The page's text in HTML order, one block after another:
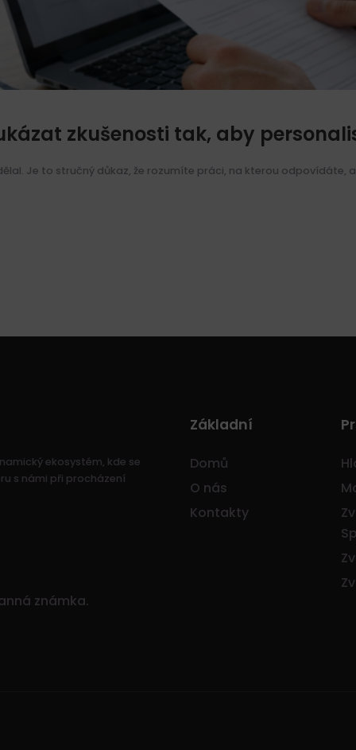
zkušenosti tak, aby
Je to stručný důkaz, že rozumíte práci, na kterou odpovídáte,
ekosystém, kde se
s námi při procházení
známka.
Základní
Domů
O nás
Kontakty